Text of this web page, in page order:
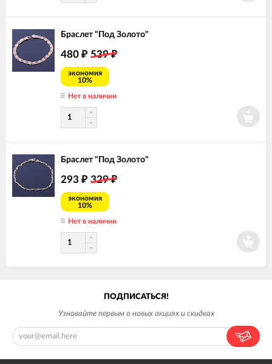
Браслет "Под Золото"
480 ₽ 539₽
экономия
10%
Нет в наличии
Браслет "Под Золото"
293 ₽ 329₽
экономия
10%
Нет в наличии
ПОДПИСАТЬСЯ!
Узнавайте первым о новых акциях и скидках